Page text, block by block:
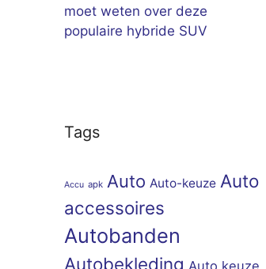
moet weten over deze
populaire hybride SUV
Tags
Accu apk Auto Auto-keuze Auto
accessoires
Autobanden
Autobekleding Auto keuze